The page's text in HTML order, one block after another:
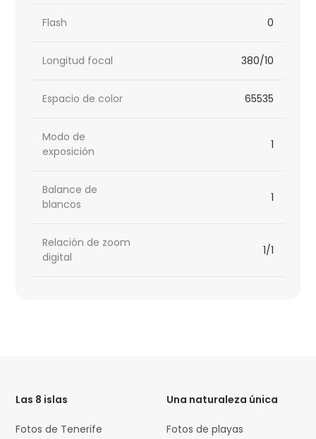
Flash 0
Longitud focal 380/10
Espacio de color 65535
Modo de
exposición
1
Balance de
blancos
1
Relación de zoom
digital
1/1
Las 8 islas
Fotos de Tenerife
Una naturaleza única
Fotos de playas